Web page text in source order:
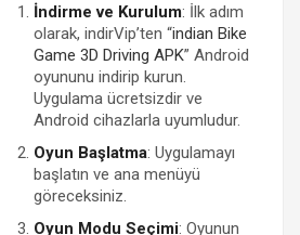
İndirme ve Kurulum: İlk adım
olarak, indirVip’ten “indian Bike
Game 3D Driving APK” Android
oyununu indirip kurun.
Uygulama ücretsizdir ve
Android cihazlarla uyumludur.
Oyun Başlatma: Uygulamayı
başlatın ve ana menüyü
göreceksiniz.
Oyun Modu Seçimi: Oyunun